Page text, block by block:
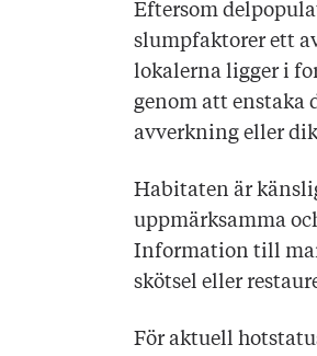
Eftersom
slumpfaktorer ett
lokalerna ligger i
genom att enstaka
avverkning eller
Habitaten är
uppmärksamma
Information till
skötsel eller
För aktuell